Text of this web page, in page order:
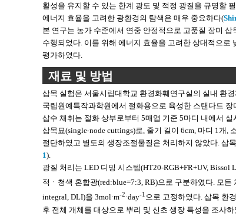
활성을 유지할 수 있는 한계 광도 및 적정 광질을 규명할
에너지 효율을 고려한 광환경의 탐색은 매우 중요하다(
본 연구는 농가 수준에서 연중 안정적으로 고품질 장미
수행되었다. 이를 위해 에너지 효율을 고려한 상대적으
평가하였다.
재료 및 방법
삽목 실험은 서울시립대학교 환경화훼연구실의 실내 환
국립원예특작과학원에서 절화용으로 육성한 스탠다드 장
삽수 채취는 절화 상부로부터 5매엽 기준 5마디 내에서
삽목묘(single-node cuttings)로, 줄기 길이 6cm, 마디 1개,
절단하였고 별도의 생장조절물질은 처리하지 않았다. 삽
1).
광질 처리는 LED 디밍 시스템(HT20-RGB+FR+UV, Bissol
적ㆍ청색 혼합광(red:blue=7:3, RB)으로 구분하였다. 모든
integral, DLI)을 3mol·m-2·day-1 으로 고정하였다. 삽목 환
후 전체 개체를 대상으로 뿌리 및 신초 생장 특성을 조사